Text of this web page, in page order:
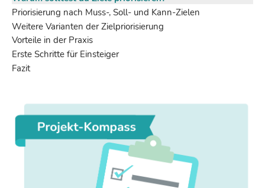
Priorisierung nach Muss-, Soll- und Kann-Zielen
Weitere Varianten der Zielpriorisierung
Vorteile in der Praxis
Erste Schritte für Einsteiger
Fazit